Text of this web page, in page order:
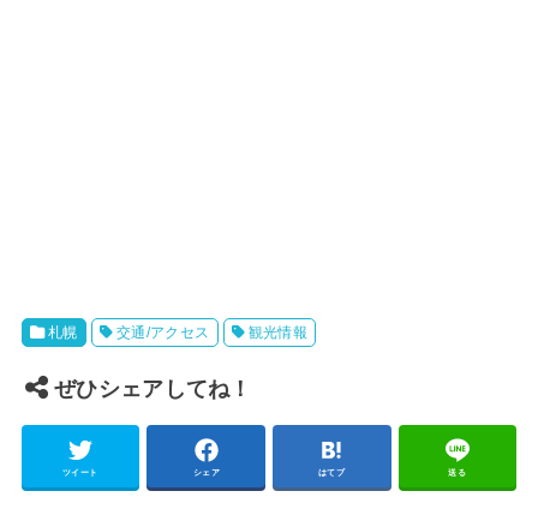
札幌 交通/アクセス 観光情報
ぜひシェアしてね！
ツイート シェア はてブ 送る